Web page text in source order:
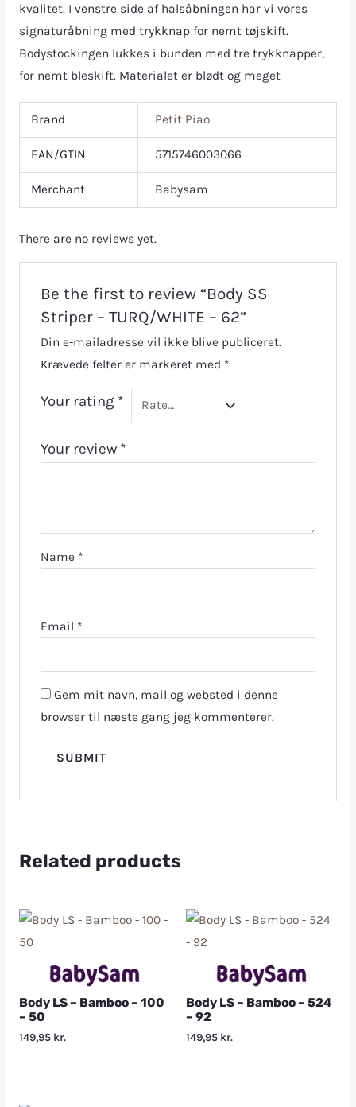
kvalitet. I venstre side af halsåbningen har vi vores
signaturåbning med trykknap for nemt tøjskift.
Bodystockingen lukkes i bunden med tre trykknapper,
for nemt bleskift. Materialet er blødt og meget
Brand Petit Piao
EAN/GTIN 5715746003066
Merchant Babysam
There are no reviews yet.
Be the first to review “Body SS
Striper – TURQ/WHITE – 62”
Din e-mailadresse vil ikke blive publiceret.
Krævede felter er markeret med *
Your rating *
Your review *
Name *
Email *
Gem mit navn, mail og websted i denne
browser til næste gang jeg kommenterer.
Related products
Body LS – Bamboo – 100
– 50
149,95 kr.
Body LS – Bamboo – 524
– 92
149,95 kr.